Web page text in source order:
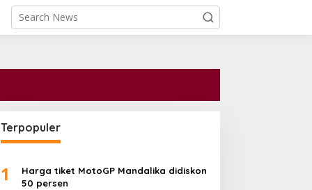
Terpopuler
1
Harga tiket MotoGP Mandalika didiskon
50 persen